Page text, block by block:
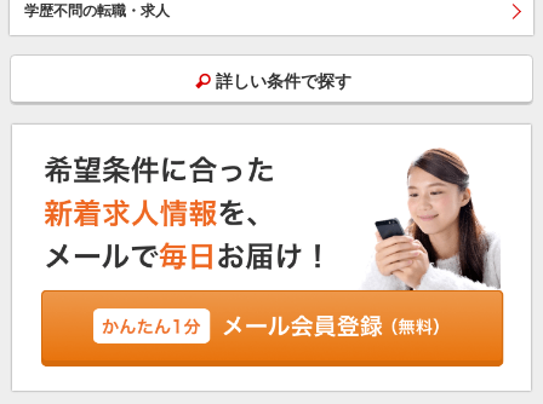
学歴不問の転職・求人
詳しい条件で探す